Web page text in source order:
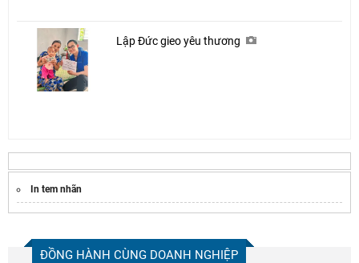
Lập Đức gieo yêu thương
In tem nhãn
ĐỒNG HÀNH CÙNG DOANH NGHIỆP